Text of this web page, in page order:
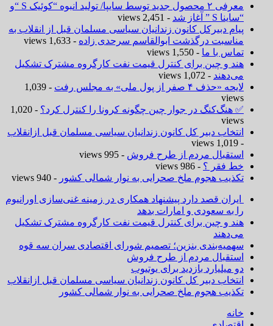
معرفی ۲ محصول جدید توسط سایپا/ تولید انبوه “کوئیک S “و
“ساینا S ” آغاز شد
- 2,451 views
پیام دبیرکل کانون زندانیان سیاسی مسلمان قبل از انقلاب به
مناسبت درگذشت ابوالقاسم سرحدی زاده - 1,633 views
تماس با ما - 1,550 views
هند و چین برای کنترل قیمت نفت کارگروه مشترک تشکیل
می‌دهند - 1,072 views
لایحه «حذف ۴ صفر از پول ملی» به مجلس رفت
- 1,039
views
✅ هنگ‌کنگ در جوار چین چگونه کرونا را کنترل کرد؟
- 1,020
views
انتخاب دبیر کل کانون زندانیان سیاسی مسلمان قبل ازانقلاب
- 1,019 views
استقبال مردم از طرح فروش - 995 views
خط فقر ؟ - 986 views
تکذیب هجوم ملخ صحرایی به نوار شمالی کشور - 940 views
ایران قصد دارد پیشنهاد همکاری در زمینه غنی‌سازی اورانیوم
را به سعودی و امارات بدهد
هند و چین برای کنترل قیمت نفت کارگروه مشترک تشکیل
می‌دهند
سهمیه‌بندی بنزین؛ تصمیم شورای اقتصادی سران سه قوه
استقبال مردم از طرح فروش
دو میلیارد بازدید برای یوتیوب
انتخاب دبیر کل کانون زندانیان سیاسی مسلمان قبل ازانقلاب
تکذیب هجوم ملخ صحرایی به نوار شمالی کشور
خانه